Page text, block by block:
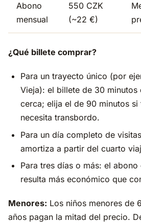
Abono
mensual
550 CZK
(~22 €)
¿Qué billete comprar?
Para un trayecto único (por
Vieja): el billete de 30 minutos
cerca; elija el de 90 minutos
necesita transbordo.
Para un día completo de
amortiza a partir del cuarto
Para tres días o más: el
resulta más económico que
Menores: Los niños menores de
años pagan la mitad del precio.